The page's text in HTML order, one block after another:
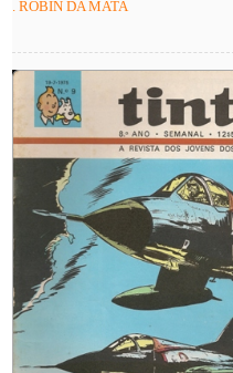
. ROBIN DA MATA